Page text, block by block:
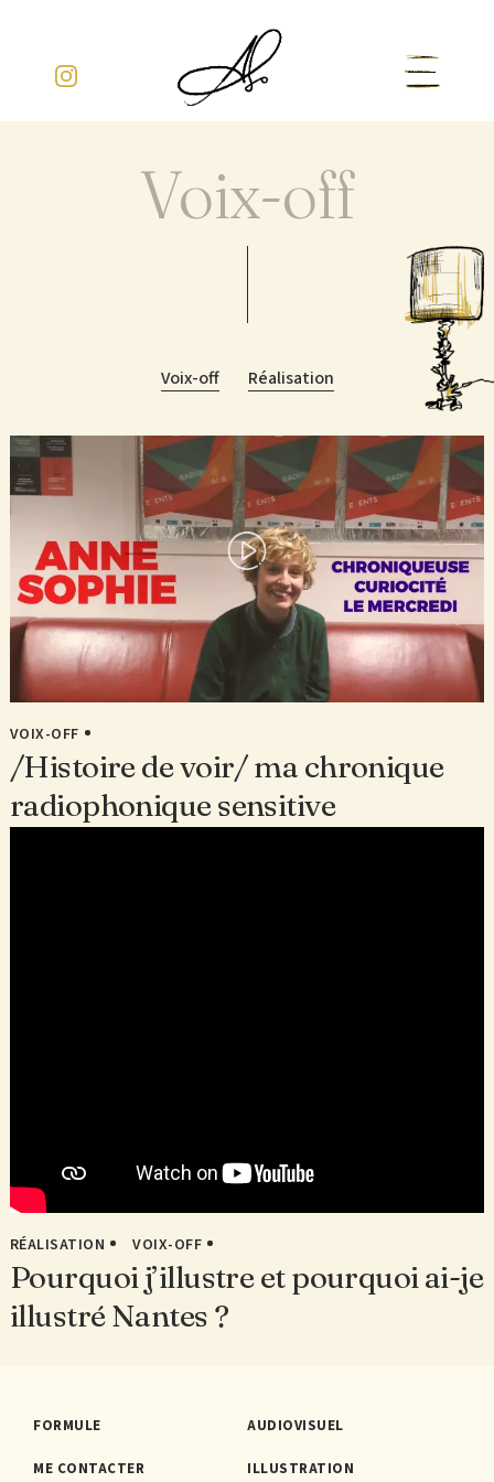
contenu
Voix-off
Voix-off Réalisation
VOIX-OFF
/Histoire de voir/ ma chronique
radiophonique sensitive
RÉALISATION VOIX-OFF
Pourquoi j’illustre et pourquoi ai-je
illustré Nantes ?
FORMULE
ME CONTACTER
AUDIOVISUEL
ILLUSTRATION